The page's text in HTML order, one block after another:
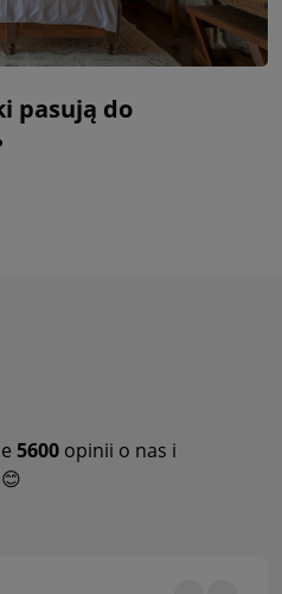
pasują do
5600 opinii o nas i